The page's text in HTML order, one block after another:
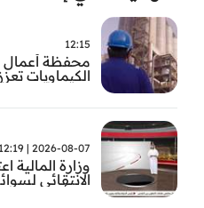
12:15
الكيماويات
2026-08-07 | 12:19
وزارة المالية
الانتقائي